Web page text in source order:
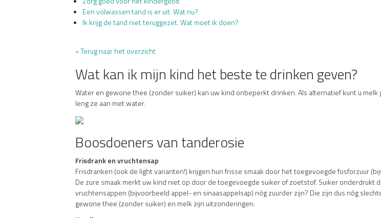
Een volwassen tand is er uit. Wat nu?
Ik krijg de tand niet teruggezet. Wat moet ik doen?
« Terug naar het overzicht
Wat kan ik mijn kind het beste te drinken geven?
Water en gewone thee (zonder suiker) kan uw kind onbeperkt drinken. Als alternatief kunt u
leng ze aan met water.
Boosdoeners van tanderosie
Frisdrank en vruchtensap
Frisdranken (ook de light varianten!) krijgen hun frisse smaak door het toegevoegde fosforzuur
De zure smaak merkt uw kind niet op door de toegevoegde suiker of zoetstof. Suiker onderdrukt
vruchtensappen (bijvoorbeeld appel- en sinaasappelsap) nóg zuurder zijn? Die zijn dus nóg
gewone thee (zonder suiker) en melk zijn uitzonderingen.